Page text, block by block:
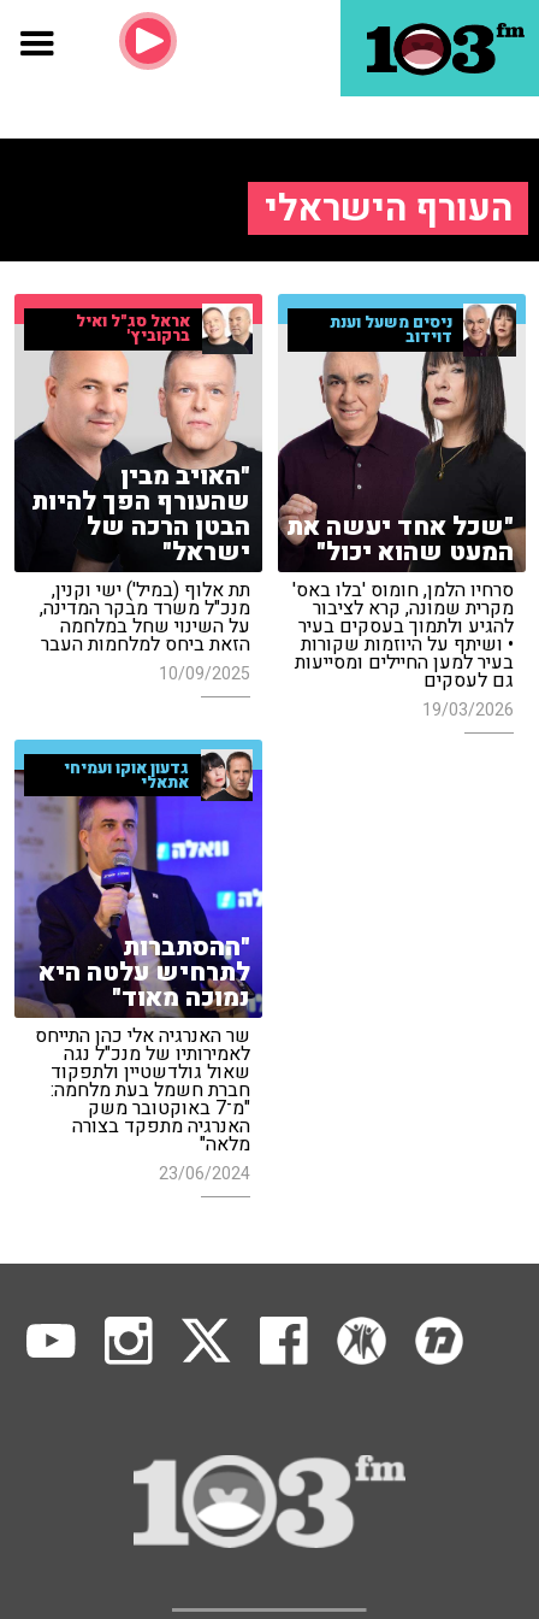
העורף הישראלי
ניסים משעל וענת
דוידוב
"שכל אחד יעשה את
המעט שהוא יכול"
סרחיו הלמן, חומוס 'בלו באס'
מקרית שמונה, קרא לציבור
להגיע ולתמוך בעסקים בעיר
• ושיתף על היוזמות שקורות
בעיר למען החיילים ומסייעות
גם לעסקים
19/03/2026
אראל סג"ל ואיל
ברקוביץ'
"האויב מבין
שהעורף הפך להיות
הבטן הרכה של
ישראל"
תת אלוף (במיל') ישי וקנין,
מנכ"ל משרד מבקר המדינה,
על השינוי שחל במלחמה
הזאת ביחס למלחמות העבר
10/09/2025
גדעון אוקו ועמיחי
אתאלי
"ההסתברות
לתרחיש עלטה היא
נמוכה מאוד"
שר האנרגיה אלי כהן התייחס
לאמירותיו של מנכ"ל נגה
שאול גולדשטיין ולתפקוד
חברת חשמל בעת מלחמה:
"מ־7 באוקטובר משק
האנרגיה מתפקד בצורה
מלאה"
23/06/2024